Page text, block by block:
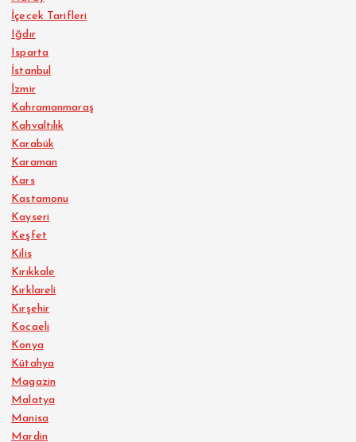
İçecek Tarifleri
Iğdır
Isparta
İstanbul
İzmir
Kahramanmaraş
Kahvaltılık
Karabük
Karaman
Kars
Kastamonu
Kayseri
Keşfet
Kilis
Kırıkkale
Kırklareli
Kırşehir
Kocaeli
Konya
Kütahya
Magazin
Malatya
Manisa
Mardin